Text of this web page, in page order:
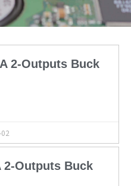
2-Outputs Buck
2-Outputs Buck